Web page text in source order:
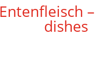
Entenfleisch
dishes